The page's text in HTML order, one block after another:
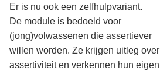
Er is nu ook een zelfhulpvariant.
De module is bedoeld voor
(jong)volwassenen die assertiever
willen worden. Ze krijgen uitleg over
assertiviteit en verkennen hun eigen